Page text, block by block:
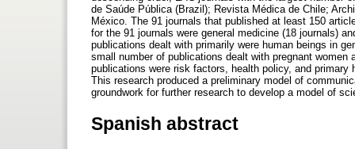
de Saúde Pública (Brazil); Revista Médica de Chile;
México. The 91 journals that published at least 150
for the 91 journals were general medicine (18 journals)
publications dealt with primarily were human beings in
small number of publications dealt with pregnant
publications were risk factors, health policy, and
This research produced a preliminary model of
groundwork for further research to develop a model of
Spanish abstract